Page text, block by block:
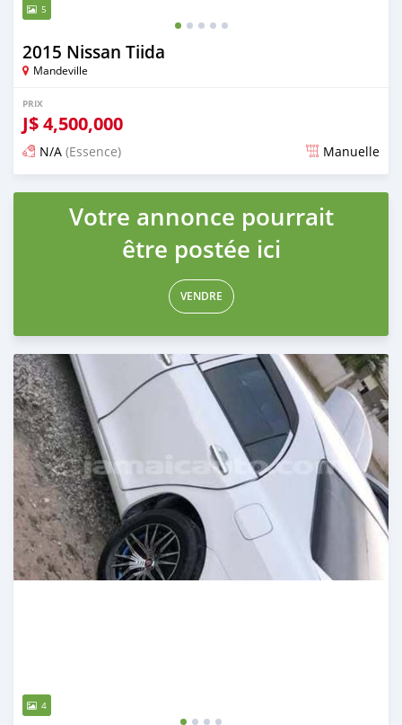
5
2015 Nissan Tiida
Mandeville
PRIX
J$4,500,000
N/A (Essence) Manuelle
Publié il y a 3 mois
Votre annonce pourrait
être postée ici
VENDRE
4